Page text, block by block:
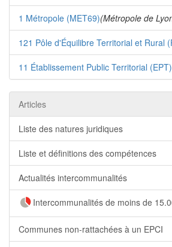
1 Métropole (MET69)(Métropole de
121 Pôle d'Équilibre Territorial et Rural
11 Établissement Public Territorial (EPT)
Articles
Liste des natures juridiques
Liste et définitions des compétences
Actualités intercommunalités
Intercommunalités de moins de
Communes non-rattachées à un EPCI